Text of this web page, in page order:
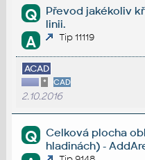
Q
Převod jakékoliv
linii.
A Tip 11119
ACAD
* CAD
2.10.2016
Q
Celková plocha
hladinách) -